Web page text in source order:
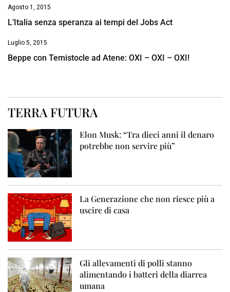
Agosto 1, 2015
L’Italia senza speranza ai tempi del Jobs Act
Luglio 5, 2015
Beppe con Temistocle ad Atene: OXI – OXI – OXI!
TERRA FUTURA
Elon Musk: “Tra dieci anni il denaro
potrebbe non servire più”
La Generazione che non riesce più a
uscire di casa
Gli allevamenti di polli stanno
alimentando i batteri della diarrea
umana